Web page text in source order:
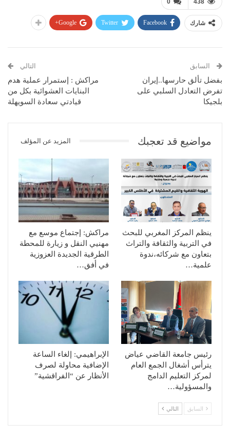
شارك Facebook
Twitter
Google+
السابق
بفضل تألق حارسها..إيران
تفرض التعادل السلبي على
بلجيكا
التالي
مراكش : إستمرار عملية هدم
البنايات العشوائية بكل من
قيادتي سعادة السويهلة
مواضيع قد تعجبك المزيد عن المؤلف
ينظم المركز المغربي للبحث
في التربية والثقافة والتراث
بتعاون مع شركائه،ندوة
علمية…
مراكش: إجتماع موسع مع
مهنيي النقل و زيارة للمحطة
الطرقية الجديدة العزوزية
في أفق…
رئيس جامعة القاضي عياض
يترأس أشغال الجمع العام
لمركز التعليم الدامج
والمسؤولية…
الإبراهيمي: إلغاء الساعة
الإضافية محاولة لصرف
الأنظار عن “الفراقشية”
السابق التالي